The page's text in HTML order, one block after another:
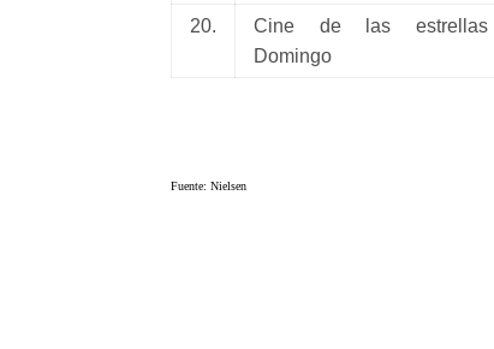
20.
Cine de las estrellas
Domingo
Fuente: Nielsen